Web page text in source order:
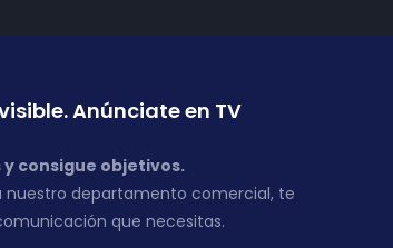
Anúnciate en TV
consigue objetivos.
nuestro departamento comercial, te
que necesitas.